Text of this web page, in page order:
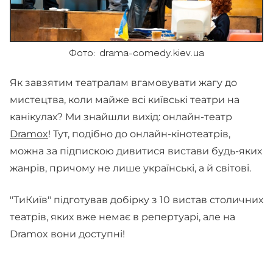
Фото: drama-comedy.kiev.ua
Як завзятим театралам вгамовувати жагу до
мистецтва, коли майже всі київські театри на
канікулах? Ми знайшли вихід: онлайн-театр
Dramox! Тут, подібно до онлайн-кінотеатрів,
можна за підпискою дивитися вистави будь-яких
жанрів, причому не лише українські, а й світові.
"ТиКиїв" підготував добірку з 10 вистав столичних
театрів, яких вже немає в репертуарі, але на
Dramox вони доступні!